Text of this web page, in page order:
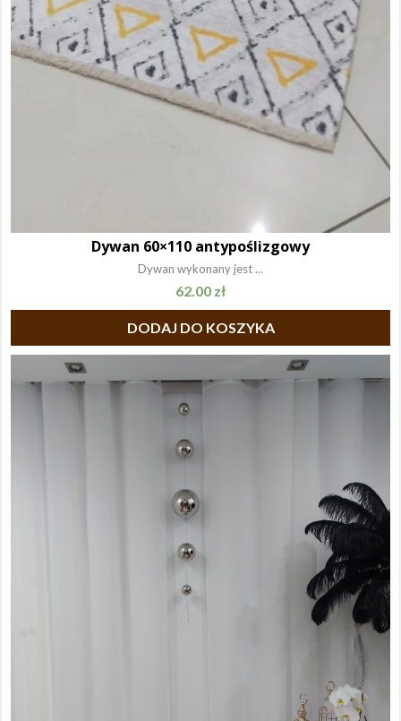
Dywan 60×110 antypoślizgowy
Dywan wykonany jest ...
62.00 zł
DODAJ DO KOSZYKA